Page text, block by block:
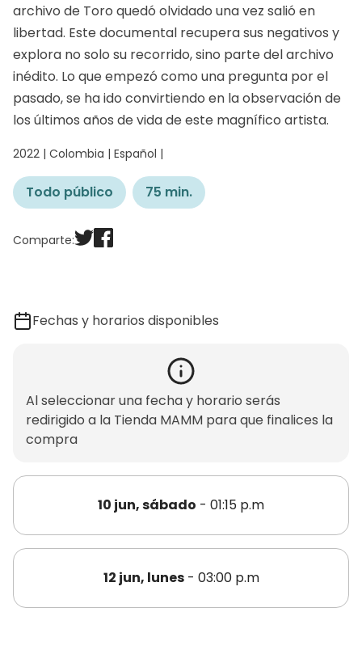
archivo de Toro quedó olvidado una vez salió en
libertad. Este documental recupera sus negativos y
explora no solo su recorrido, sino parte del archivo
inédito. Lo que empezó como una pregunta por el
pasado, se ha ido convirtiendo en la observación de
los últimos años de vida de este magnífico artista.
2022 | Colombia | Español |
Todo público 75 min.
Comparte:
Fechas y horarios disponibles
Al seleccionar una fecha y horario serás
redirigido a la Tienda MAMM para que finalices la
compra
10 jun, sábado - 01:15 p.m
12 jun, lunes- 03:00 p.m